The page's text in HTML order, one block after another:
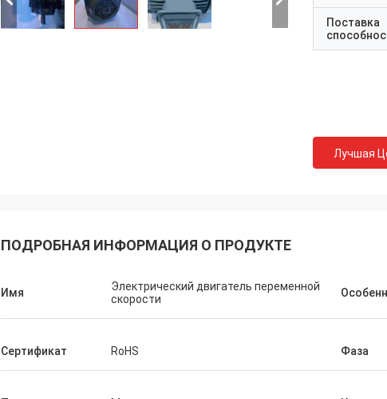
Поставка
Лучшая
ПОДРОБНАЯ ИНФОРМАЦИЯ О ПРОДУКТЕ
Имя
Электрический двигатель переменной
скорости
Сертификат RoHS Фаза